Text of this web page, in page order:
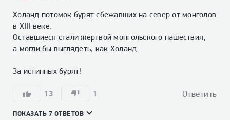
Холанд потомок бурят сбежавших на север от монголов
в XIII веке.
Оставшиеся стали жертвой монгольского нашествия,
а могли бы выглядеть, как Холанд.
За истинных бурят!
13 1 Ответить
ПОКАЗАТЬ 7 ОТВЕТОВ